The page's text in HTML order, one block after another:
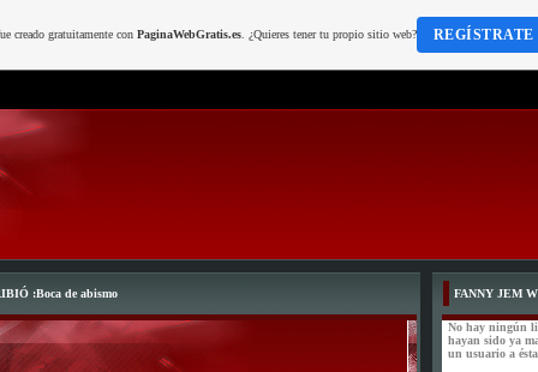
:Boca de abismo FANNY JEM
No hay ningún
hayan sido ya
un usuario a
creado gratuitamente con PaginaWebGratis.es. ¿Quieres tener tu propio sitio web? REGÍSTRATE